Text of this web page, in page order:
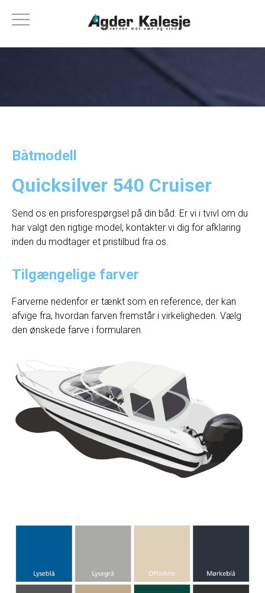
Båtmodell
Quicksilver 540 Cruiser
Send os en prisforespørgsel på din båd. Er vi i tvivl om du
har valgt den rigtige model, kontakter vi dig for afklaring
inden du modtager et pristilbud fra os.
Tilgængelige farver
Farverne nedenfor er tænkt som en reference, der kan
afvige fra, hvordan farven fremstår i virkeligheden. Vælg
den ønskede farve i formularen.